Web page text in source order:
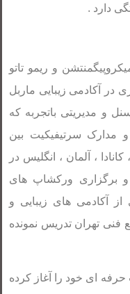
دارد .
و ریمو تاتو
در آکادمی زیبایی ماربل
و مدیریتی باتجربه که
مدارک سرتیفیکیت بین
، آلمان ، انگلیس در
برگزاری ورکشاپ های
آکادمی های زیبایی و
فنی تهران تدریس نمونده
حرفه ای خود را آغاز کرده